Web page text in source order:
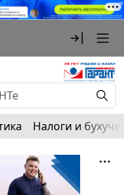
Налоги и